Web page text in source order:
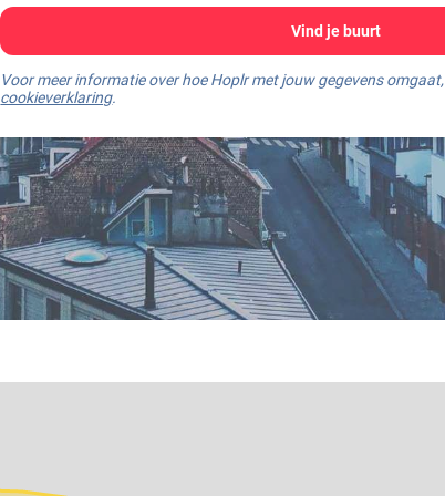
Vind je buurt
Voor meer informatie over hoe Hoplr met jouw gegevens omgaat,
cookieverklaring.